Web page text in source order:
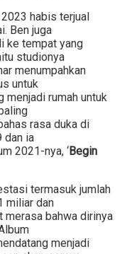
habis terjual
Ben juga
ke tempat yang
studionya
menumpahkan
untuk
menjadi rumah untuk
rasa duka di
dan ia
2021-nya, ‘Begin
termasuk jumlah
miliar dan
bahwa dirinya
menjadi